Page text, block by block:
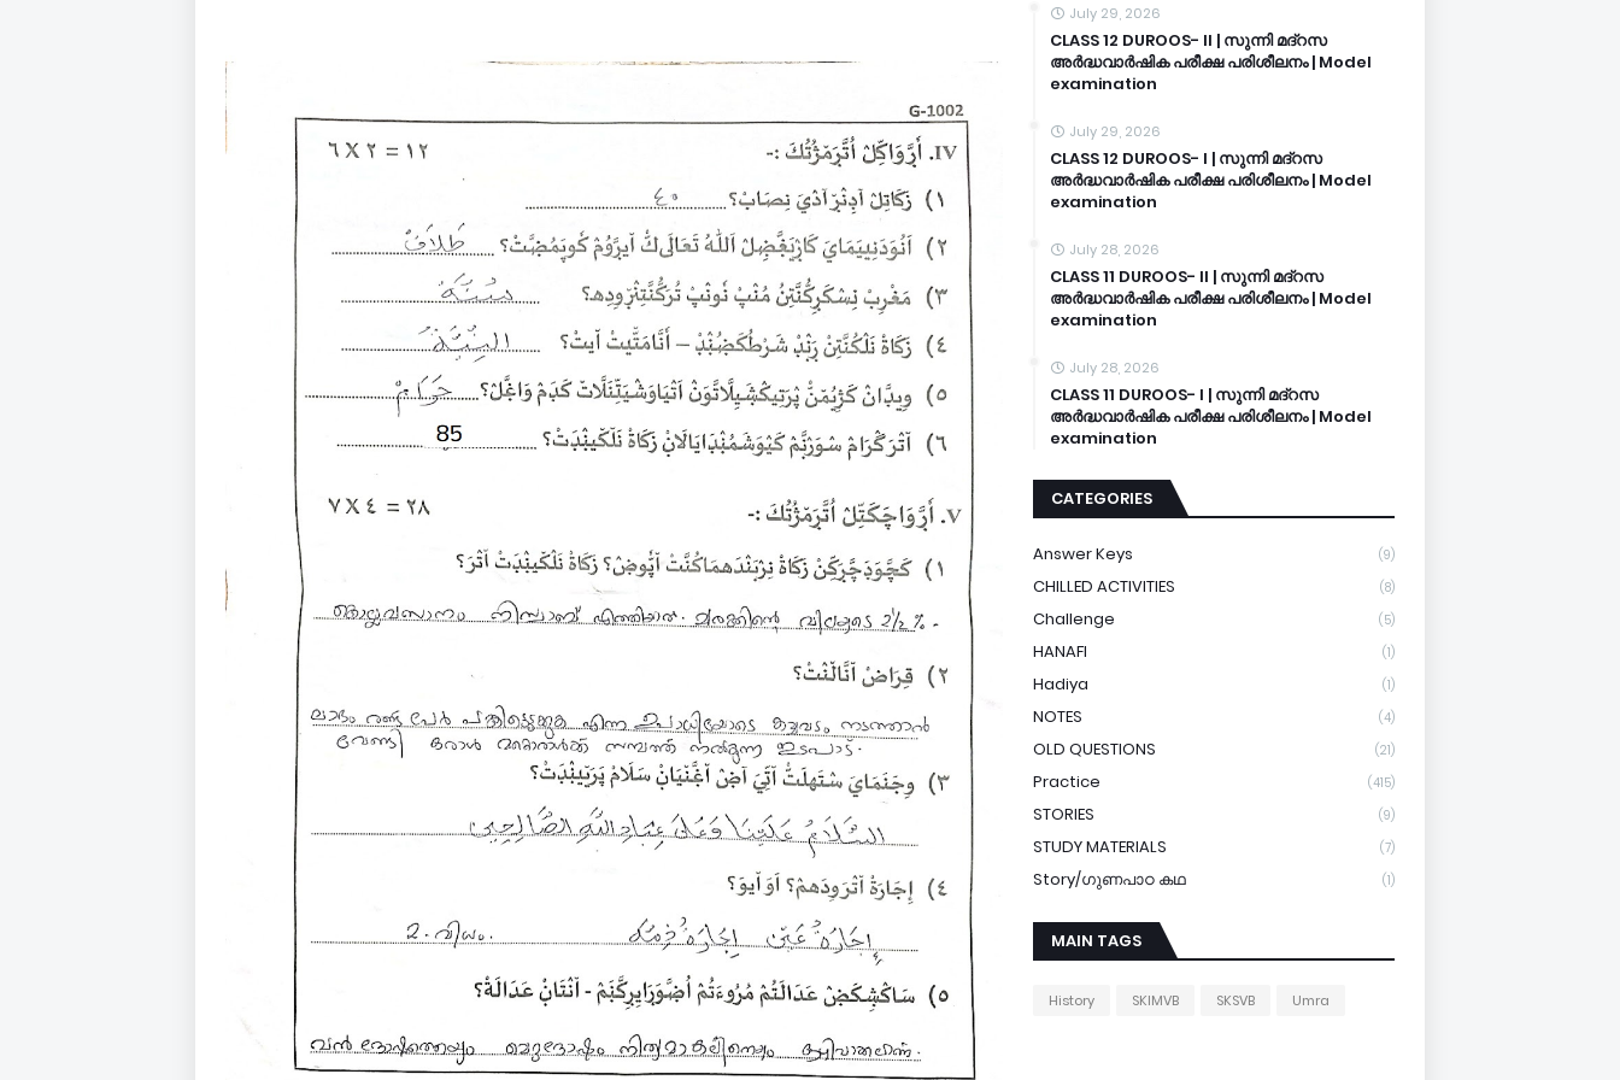
July 29, 2026
CLASS 12 DUROOS- II | സുന്നി മദ്റസ
അർദ്ധവാർഷിക പരീക്ഷ പരിശീലനം | Model
examination
July 29, 2026
CLASS 12 DUROOS- I | സുന്നി മദ്റസ
അർദ്ധവാർഷിക പരീക്ഷ പരിശീലനം | Model
examination
July 28, 2026
CLASS 11 DUROOS- II | സുന്നി മദ്റസ
അർദ്ധവാർഷിക പരീക്ഷ പരിശീലനം | Model
examination
July 28, 2026
CLASS 11 DUROOS- I | സുന്നി മദ്റസ
അർദ്ധവാർഷിക പരീക്ഷ പരിശീലനം | Model
examination
CATEGORIES
Answer Keys (9)
CHILLED ACTIVITIES (8)
Challenge (5)
HANAFI (1)
Hadiya (1)
NOTES (4)
OLD QUESTIONS (21)
Practice (415)
STORIES (9)
STUDY MATERIALS (7)
Story/ഗുണപാഠ കഥ (1)
MAIN TAGS
History SKIMVB SKSVB Umra